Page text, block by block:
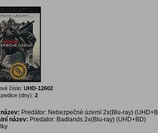
číslo: UHD-12602
(dny): 2
Predátor: Nebezpečné území 2x(Blu-ray)
název: Predator: Badlands 2x(Blu-ray) (UHD+BD)